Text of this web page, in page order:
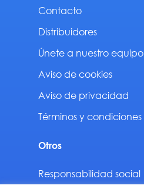
Contacto
Distribuidores
Únete a nuestro equipo
Aviso de cookies
Aviso de privacidad
Términos y condiciones
Otros
Responsabilidad social